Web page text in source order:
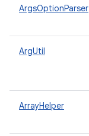
ArgsOptionParser
ArgUtil
ArrayHelper